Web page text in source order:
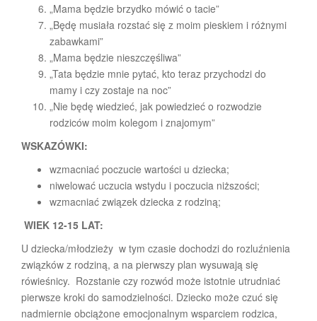
„Mama będzie brzydko mówić o tacie”
„Będę musiała rozstać się z moim pieskiem i różnymi
zabawkami”
„Mama będzie nieszczęśliwa”
„Tata będzie mnie pytać, kto teraz przychodzi do
mamy i czy zostaje na noc”
„Nie będę wiedzieć, jak powiedzieć o rozwodzie
rodziców moim kolegom i znajomym”
WSKAZÓWKI:
wzmacniać poczucie wartości u dziecka;
niwelować uczucia wstydu i poczucia niższości;
wzmacniać związek dziecka z rodziną;
WIEK 12-15 LAT:
U dziecka/młodzieży w tym czasie dochodzi do rozluźnienia
związków z rodziną, a na pierwszy plan wysuwają się
rówieśnicy. Rozstanie czy rozwód może istotnie utrudniać
pierwsze kroki do samodzielności. Dziecko może czuć się
nadmiernie obciążone emocjonalnym wsparciem rodzica,